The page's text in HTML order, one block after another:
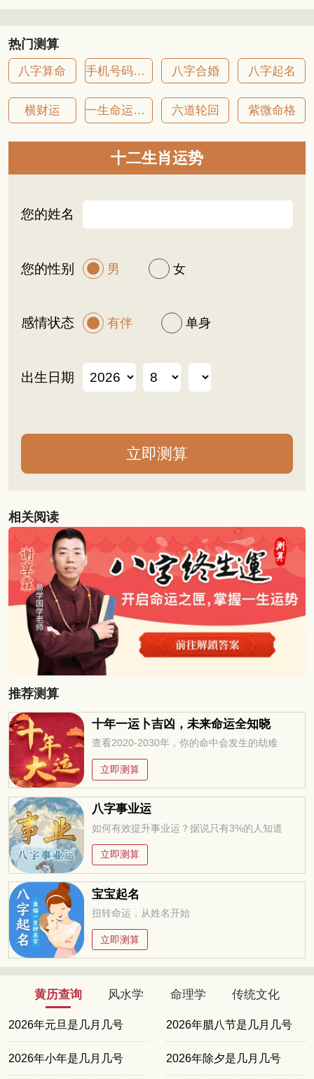
热门测算
八字算命 手机号码吉凶 八字合婚 八字起名
横财运 一生命运详批 六道轮回 紫微命格
十二生肖运势
您的姓名
您的性别 男 女
感情状态 有伴 单身
出生日期
相关阅读
推荐测算
十年一运卜吉凶，未来命运全知晓
查看2020-2030年，你的命中会发生的劫难
立即测算
八字事业运
如何有效提升事业运？据说只有3%的人知道
立即测算
宝宝起名
扭转命运，从姓名开始
立即测算
黄历查询 风水学 命理学 传统文化
2026年元旦是几月几号 2026年腊八节是几月几号
2026年小年是几月几号 2026年除夕是几月几号